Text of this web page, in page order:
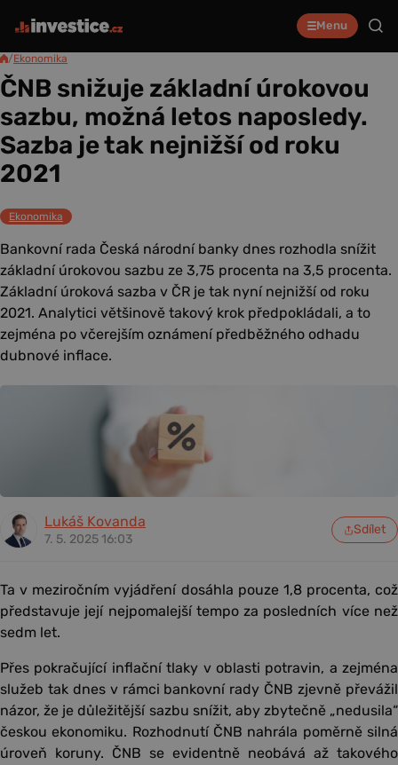
Menu
/Ekonomika
ČNB snižuje základní úrokovou
sazbu, možná letos naposledy.
Sazba je tak nejnižší od roku
2021
Ekonomika
Bankovní rada Česká národní banky dnes rozhodla snížit
základní úrokovou sazbu ze 3,75 procenta na 3,5 procenta.
Základní úroková sazba v ČR je tak nyní nejnižší od roku
2021. Analytici většinově takový krok předpokládali, a to
zejména po včerejším oznámení předběžného odhadu
dubnové inflace.
Lukáš Kovanda
7. 5. 2025 16:03
Sdílet
Ta v meziročním vyjádření dosáhla pouze 1,8 procenta, což
představuje její nejpomalejší tempo za posledních více než
sedm let.
Přes pokračující inflační tlaky v oblasti potravin, a zejména
služeb tak dnes v rámci bankovní rady ČNB zjevně převážil
názor, že je důležitější sazbu snížit, aby zbytečně „nedusila“
českou ekonomiku. Rozhodnutí ČNB nahrála poměrně silná
úroveň koruny. ČNB se evidentně neobává až takového